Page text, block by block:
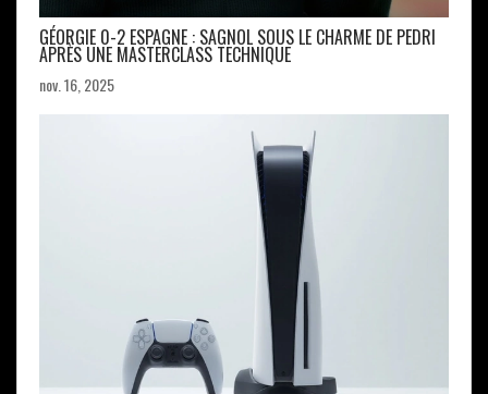
GÉORGIE 0-2 ESPAGNE : SAGNOL SOUS LE CHARME DE PEDRI
APRÈS UNE MASTERCLASS TECHNIQUE
nov. 16, 2025